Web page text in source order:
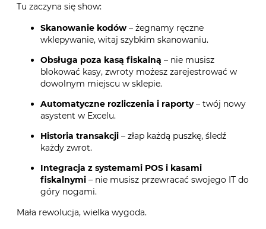
Tu zaczyna się show:
Skanowanie kodów – żegnamy ręczne
wklepywanie, witaj szybkim skanowaniu.
Obsługa poza kasą fiskalną – nie musisz
blokować kasy, zwroty możesz zarejestrować w
dowolnym miejscu w sklepie.
Automatyczne rozliczenia i raporty– twój nowy
asystent w Excelu.
Historia transakcji – złap każdą puszkę, śledź
każdy zwrot.
Integracja z systemami POS i kasami
fiskalnymi – nie musisz przewracać swojego IT do
góry nogami.
Mała rewolucja, wielka wygoda.